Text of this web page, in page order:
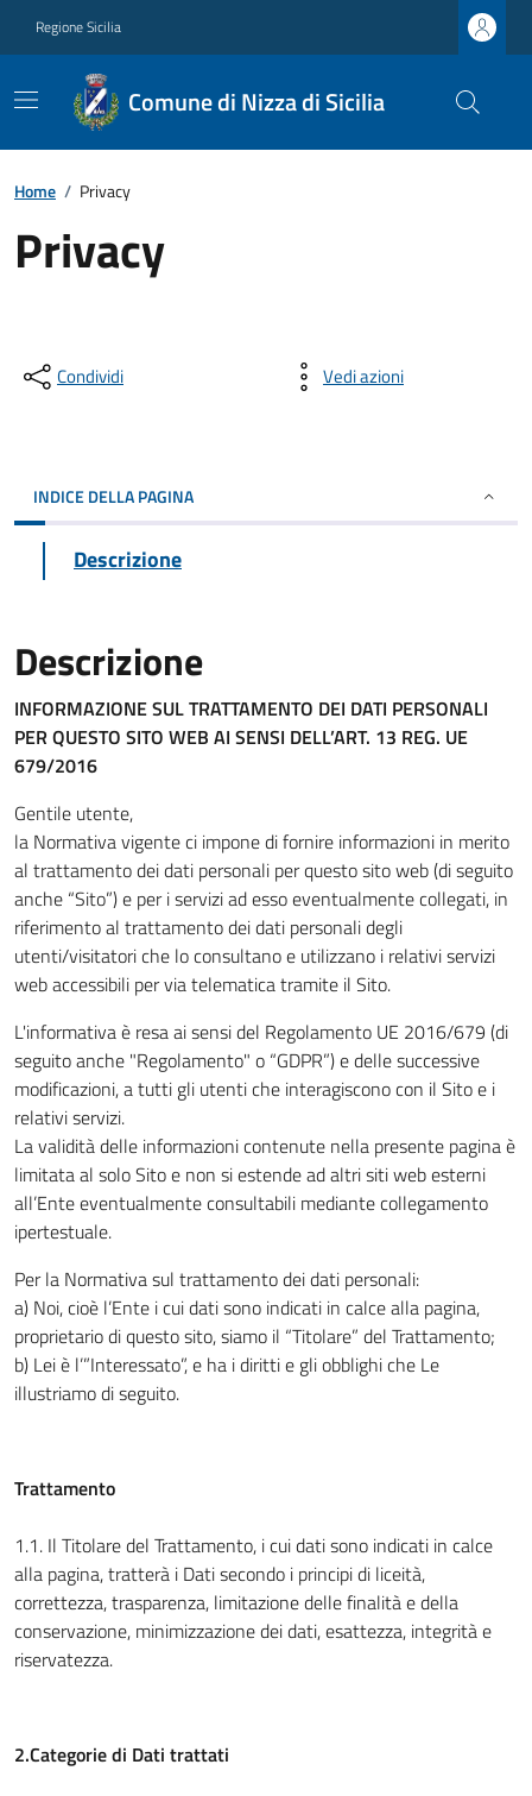
Regione Sicilia
Comune di Nizza di Sicilia
Home / Privacy
Privacy
Condividi Vedi azioni
INDICE DELLA PAGINA
Descrizione
Descrizione
INFORMAZIONE SUL TRATTAMENTO DEI DATI PERSONALI
PER QUESTO SITO WEB AI SENSI DELL’ART. 13 REG. UE
679/2016
Gentile utente,
la Normativa vigente ci impone di fornire informazioni in merito
al trattamento dei dati personali per questo sito web (di seguito
anche “Sito”) e per i servizi ad esso eventualmente collegati, in
riferimento al trattamento dei dati personali degli
utenti/visitatori che lo consultano e utilizzano i relativi servizi
web accessibili per via telematica tramite il Sito.
L'informativa è resa ai sensi del Regolamento UE 2016/679 (di
seguito anche "Regolamento" o “GDPR”) e delle successive
modificazioni, a tutti gli utenti che interagiscono con il Sito e i
relativi servizi.
La validità delle informazioni contenute nella presente pagina è
limitata al solo Sito e non si estende ad altri siti web esterni
all’Ente eventualmente consultabili mediante collegamento
ipertestuale.
Per la Normativa sul trattamento dei dati personali:
a) Noi, cioè l’Ente i cui dati sono indicati in calce alla pagina,
proprietario di questo sito, siamo il “Titolare” del Trattamento;
b) Lei è l’”Interessato”, e ha i diritti e gli obblighi che Le
illustriamo di seguito.
Trattamento
1.1. Il Titolare del Trattamento, i cui dati sono indicati in calce
alla pagina, tratterà i Dati secondo i principi di liceità,
correttezza, trasparenza, limitazione delle finalità e della
conservazione, minimizzazione dei dati, esattezza, integrità e
riservatezza.
2.Categorie di Dati trattati